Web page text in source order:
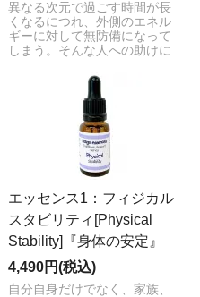
異なる次元で過ごす時間が長
くなるにつれ、外側のエネル
ギーに対して無防備になって
しまう。そんな人への助けに
エッセンス1：フィジカル
スタビリティ[Physical
Stability]『身体の安定』
4,490円(税込)
自分自身だけでなく、家族、